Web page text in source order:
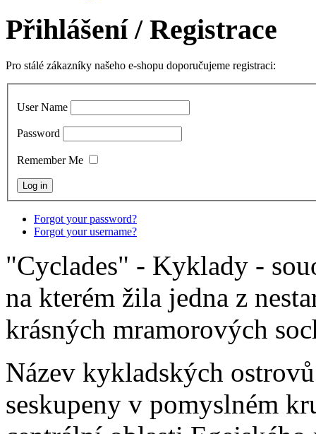
Přihlášení/ Registrace
Pro stálé zákazníky našeho e-shopu doporučujeme registraci:
User Name
Password
Remember Me
Forgot your password?
Forgot your username?
"Cyclades" - Kyklady -
na kterém žila jedna z
krásných mramorových
Název kykladských
seskupeny v pomyslném